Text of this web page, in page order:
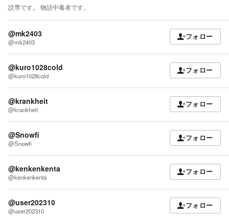
読専です。 物語中毒者です。
@mk2403
@mk2403
フォロー
@kuro1028cold
@kuro1028cold
フォロー
@krankheit
@krankheit
フォロー
@Snowfi
@Snowfi
フォロー
@kenkenkenta
@kenkenkenta
フォロー
@user202310
@user202310
フォロー